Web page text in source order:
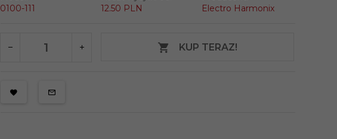
0100-111
12.50 PLN
Electro Harmonix
KUP TERAZ!